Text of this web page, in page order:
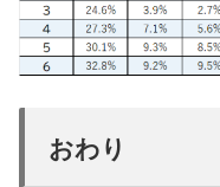
おわり